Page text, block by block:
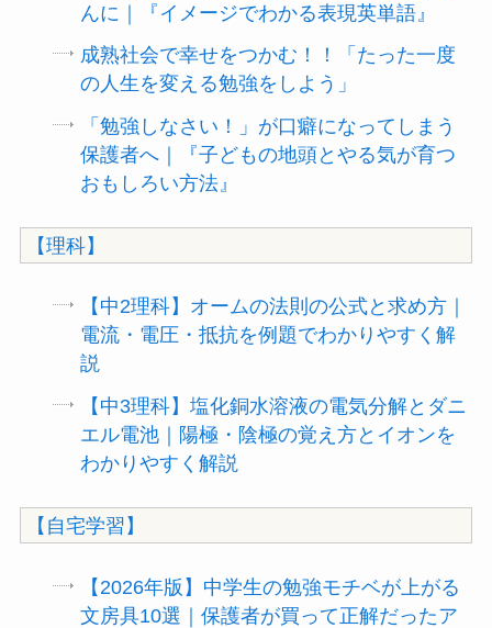
んに｜『イメージでわかる表現英単語』
成熟社会で幸せをつかむ！！「たった一度
の人生を変える勉強をしよう」
「勉強しなさい！」が口癖になってしまう
保護者へ｜『子どもの地頭とやる気が育つ
おもしろい方法』
【理科】
【中2理科】オームの法則の公式と求め方｜
電流・電圧・抵抗を例題でわかりやすく解
説
【中3理科】塩化銅水溶液の電気分解とダニ
エル電池｜陽極・陰極の覚え方とイオンを
わかりやすく解説
【自宅学習】
【2026年版】中学生の勉強モチベが上がる
文房具10選｜保護者が買って正解だったア